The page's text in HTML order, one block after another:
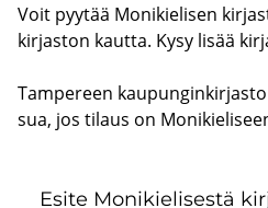
Voit pyy­tää Mo­ni­kie­li­sen
kir­jas­ton kaut­ta. Kysy lisää
Tam­pe­reen
sua, jos ti­laus on
Esite Mo­ni­kie­li­ses­tä